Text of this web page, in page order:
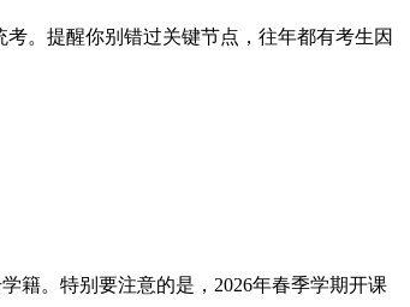
。提醒你别错过关键节点，往年都有考生因
籍。特别要注意的是，2026年春季学期开课